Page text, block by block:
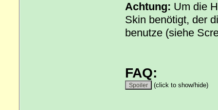
Achtung: Um die
Skin benötigt, der
benutze (siehe
FAQ:
(click to show/hide)